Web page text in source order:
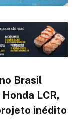
Brasil
LCR,
inédito